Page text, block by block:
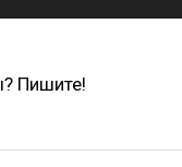
Пишите!